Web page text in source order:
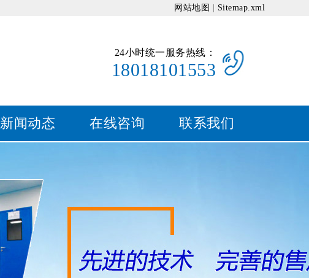
网站地图 Sitemap.xml
24小时统一服务热线：
18018101553
新闻动态 在线咨询 联系我们